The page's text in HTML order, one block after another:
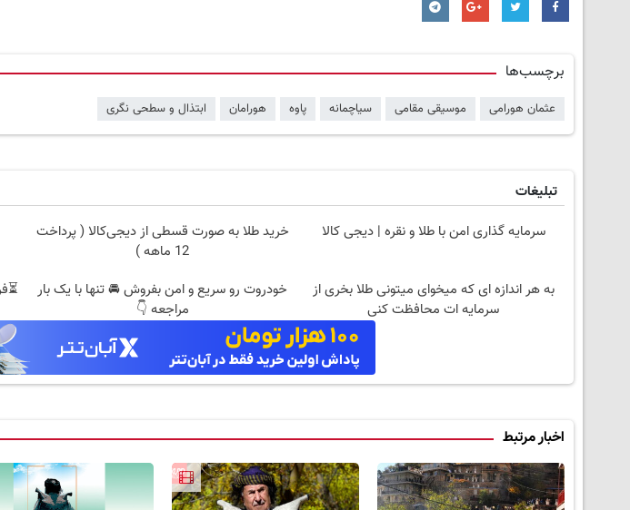
برچسب‌ها
عثمان هورامی موسیقی مقامی سیاچمانه پاوه هورامان ابتذال و سطحی نگری
تبلیغات
سرمایه گذاری امن با طلا و نقره | دیجی کالا
خرید طلا به صورت قسطی از دیجی‌کالا ( پرداخت
12 ماهه )
به هر اندازه ای که میخوای میتونی طلا بخری از
سرمایه ات محافظت کنی
خودروت رو سریع و امن بفروش 🚘 تنها با یک بار
مراجعه 👇
اخبار مرتبط